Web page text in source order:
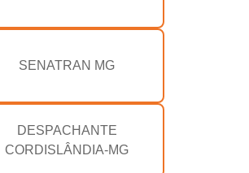
SENATRAN MG
DESPACHANTE
CORDISLÂNDIA-MG